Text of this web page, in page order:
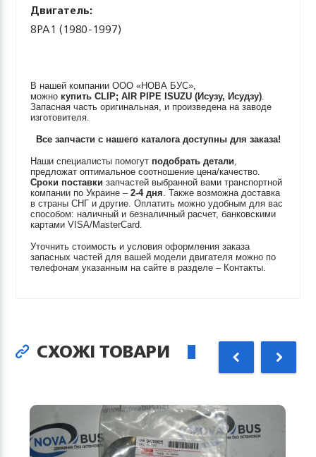
Двигатель:
8PA1 (1980-1997)
В нашей компании ООО «НОВА БУС»,
можно купитьCLIP; AIR PIPE ISUZU (Исузу, Исудзу).
Запасная часть оригинальная, и произведена на заводе
изготовителя.
Все запчасти с нашего каталога доступны для заказа!
Наши специалисты помогут подобрать детали,
предложат оптимальное соотношение цена/качество.
Сроки поставки запчастей выбранной вами транспортной
компании по Украине –2-4 дня. Также возможна доставка
в страны СНГ и другие. Оплатить можно удобным для вас
способом: наличный и безналичный расчет, банковскими
картами VISA/MasterCard.
Уточнить стоимость и условия оформления заказа
запасных частей для вашей модели двигателя можно по
телефонам указанным на сайте в разделе – Контакты.
СХОЖІ ТОВАРИ